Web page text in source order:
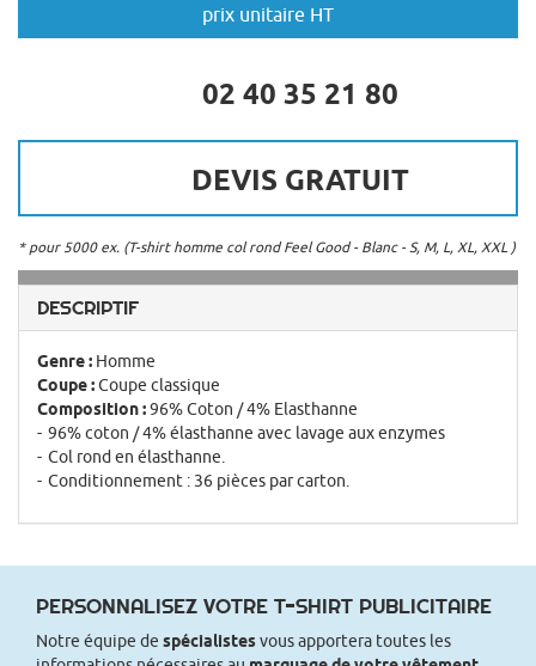
prix unitaire HT
02 40 35 21 80
DEVIS GRATUIT
* pour 5000 ex. (T-shirt homme col rond Feel Good - Blanc - S, M, L, XL, XXL )
DESCRIPTIF
Genre : Homme
Coupe :Coupe classique
Composition :96% Coton / 4% Elasthanne
96% coton / 4% élasthanne avec lavage aux enzymes
Col rond en élasthanne.
Conditionnement : 36 pièces par carton.
PERSONNALISEZ VOTRE T-SHIRT PUBLICITAIRE
Notre équipe de spécialistesvous apportera toutes les